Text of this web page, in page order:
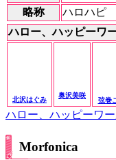
略称
ハロハピ
ハロー、ハッピーワ
北沢はぐみ
奥沢美咲
弦巻
ハロー、ハッピーワ
Morfonica